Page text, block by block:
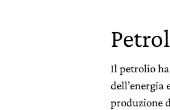
Il petrolio
produzione